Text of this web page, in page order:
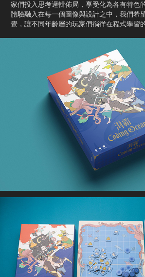
家們投入思考邏輯佈局，享受化為各有特色
體驗融入在每一個圖像與設計之中，我們希
覺，讓不同年齡層的玩家們徜徉在程式學習